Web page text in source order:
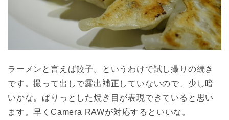
ラーメンと言えば餃子。というわけで試し撮りの続き
です。撮って出しで露出補正していないので、少し暗
いかな。ぱりっとした焼き目が表現できていると思い
ます。早くCamera RAWが対応するといいな。